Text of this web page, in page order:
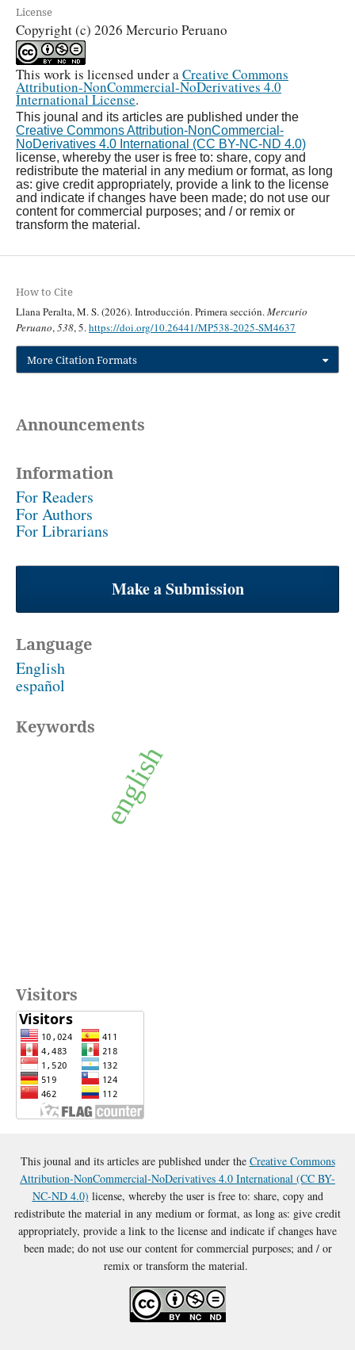
License
Copyright (c) 2026 Mercurio Peruano
This work is licensed under aCreative Commons
Attribution-NonCommercial-NoDerivatives 4.0
International License.
This jounal and its articles are published under the
Creative Commons Attribution-NonCommercial-
NoDerivatives 4.0 International (CC BY-NC-ND 4.0)
license, whereby the user is free to: share, copy and
redistribute the material in any medium or format, as long
as: give credit appropriately, provide a link to the license
and indicate if changes have been made; do not use our
content for commercial purposes; and / or remix or
transform the material.
How to Cite
Llana Peralta, M. S. (2026). Introducción. Primera sección.Mercurio
Peruano,538, 5.https://doi.org/10.26441/MP538-2025-SM4637
More Citation Formats
Announcements
Information
For Readers
For Authors
For Librarians
Make a Submission
Language
English
español
Keywords
english
Visitors
This jounal and its articles are published under the Creative Commons
Attribution-NonCommercial-NoDerivatives 4.0 International (CC BY-
NC-ND 4.0) license, whereby the user is free to: share, copy and
redistribute the material in any medium or format, as long as: give credit
appropriately, provide a link to the license and indicate if changes have
been made; do not use our content for commercial purposes; and / or
remix or transform the material.